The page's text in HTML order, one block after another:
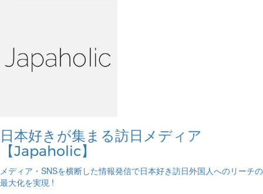
日本好きが集まる訪日メディア
【Japaholic】
メディア・SNSを横断した情報発信で日本好き訪日外国人へのリーチの
最大化を実現 !